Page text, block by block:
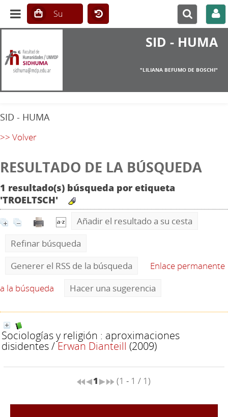
SID - HUMA
"LILIANA BEFUMO DE BOSCHI"
SID - HUMA
>> Volver
RESULTADO DE LA BÚSQUEDA
1 resultado(s) búsqueda por etiqueta
'TROELTSCH'
Añadir el resultado a su cesta
Refinar búsqueda
Generer el RSS de la búsqueda
Enlace permanente
a la búsqueda
Hacer una sugerencia
Sociologías y religión : aproximaciones
disidentes/Erwan Dianteill (2009)
1 (1 - 1 / 1)